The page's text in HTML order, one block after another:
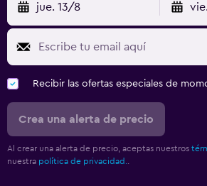
jue. 13/8
Recibir las ofertas especiales de
Crea una alerta de precio
Al crear una alerta de precio, aceptas nuestros
nuestra política de privacidad.